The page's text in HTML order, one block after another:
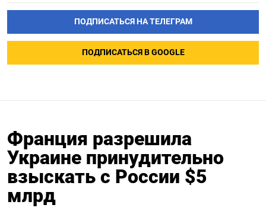
ПОДПИСАТЬСЯ НА ТЕЛЕГРАМ
ПОДПИСАТЬСЯ В GOOGLE
Франция разрешила
Украине принудительно
взыскать с России $5
млрд